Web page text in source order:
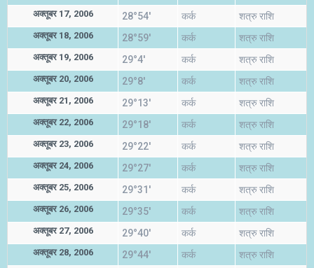
अक्तूबर 17, 2006 28°54' कर्क शत्रु राशि
अक्तूबर 18, 2006 28°59' कर्क शत्रु राशि
अक्तूबर 19, 2006 29°4' कर्क शत्रु राशि
अक्तूबर 20, 2006 29°8' कर्क शत्रु राशि
अक्तूबर 21, 2006 29°13' कर्क शत्रु राशि
अक्तूबर 22, 2006 29°18' कर्क शत्रु राशि
अक्तूबर 23, 2006 29°22' कर्क शत्रु राशि
अक्तूबर 24, 2006 29°27' कर्क शत्रु राशि
अक्तूबर 25, 2006 29°31' कर्क शत्रु राशि
अक्तूबर 26, 2006 29°35' कर्क शत्रु राशि
अक्तूबर 27, 2006 29°40' कर्क शत्रु राशि
अक्तूबर 28, 2006 29°44' कर्क शत्रु राशि